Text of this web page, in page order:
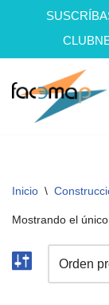
Saltar
Inicio \
Mostrando el